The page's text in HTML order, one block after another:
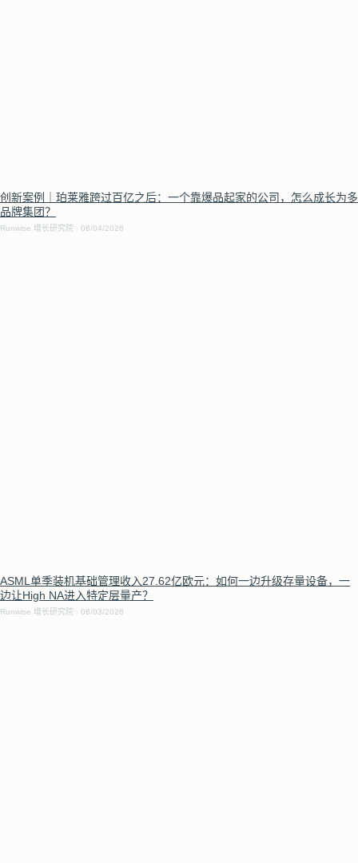
创新案例｜珀莱雅跨过百亿之后：一个靠爆品起家的公司，怎么成长为多
品牌集团？
Runwise 增长研究院 08/04/2026
ASML单季装机基础管理收入27.62亿欧元：如何一边升级存量设备，一
边让High NA进入特定层量产？
Runwise 增长研究院 08/03/2026